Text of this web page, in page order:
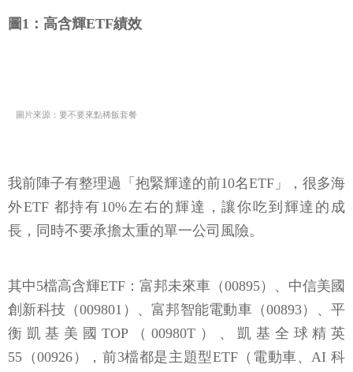
圖1：高含輝ETF績效
圖片來源：要不要來點稀飯套餐
我前陣子有整理過「抱緊輝達的前10名ETF」，很多海
外ETF 都持有10%左右的輝達，讓你吃到輝達的成
長，同時不要承擔太重的單一公司風險。
其中5檔高含輝ETF：富邦未來車（00895）、中信美國
創新科技（009801）、富邦智能電動車（00893）、平
衡凱基美國TOP（00980T）、凱基全球精英
55（00926），前3檔都是主題型ETF（電動車、AI 科